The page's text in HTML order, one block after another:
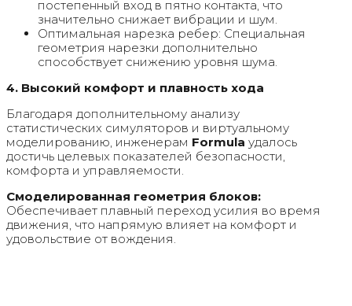
постепенный вход в пятно контакта, что
значительно снижает вибрации и шум.
Оптимальная нарезка ребер: Специальная
геометрия нарезки дополнительно
способствует снижению уровня шума.
4. Высокий комфорт и плавность хода
Благодаря дополнительному анализу
статистических симуляторов и виртуальному
моделированию, инженерам Formula удалось
достичь целевых показателей безопасности,
комфорта и управляемости.
Смоделированная геометрия блоков:
Обеспечивает плавный переход усилия во время
движения, что напрямую влияет на комфорт и
удовольствие от вождения.